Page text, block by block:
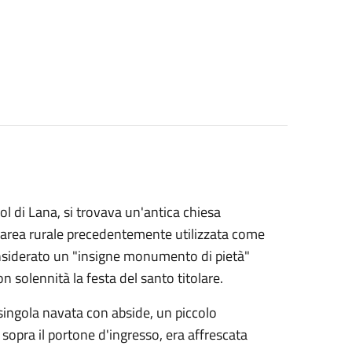
di Lana, si trovava un'antica chiesa
rurale precedentemente utilizzata come
un "insigne monumento di pietà"
solennità la festa del santo titolare.
navata con abside, un piccolo
il portone d'ingresso, era affrescata